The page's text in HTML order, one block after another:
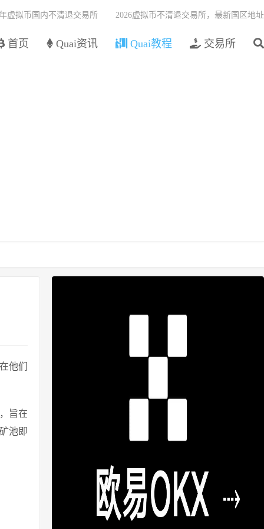
首页 Quai资讯 Quai教程 交易所
虚拟币国内不清退交易所 2026虚拟币不清退交易所，最新国区地址
他们
旨在
池即